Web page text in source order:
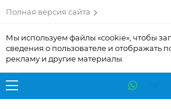
Полная версия сайта
Мы используем файлы «cookie», чтобы
сведения о пользователе и отображать
рекламу и другие материалы.